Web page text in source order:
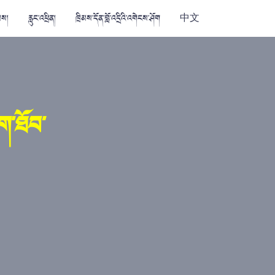
རླུང་འཕྲིན། ཁྲིམས་དོན་བློ་འདྲིའི་འགེངས་ཤོག 中文